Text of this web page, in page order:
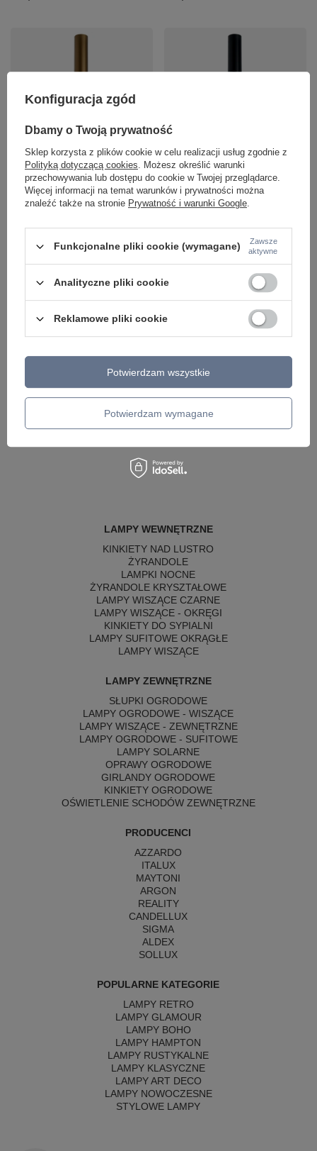
Cienka złota tuba natynkowa LED o
wysokości 27cm WIKING 18W CCT
SWITCH GO Azzardo AZ5975
199,00 zł / szt.
Cienka czarna tuba natynkowa
LED o wysokości 27cm WIKING
18W CCT SWITCH BK Azzardo
AZ5973
189,00 zł szt.
LAMPY WEWNĘTRZNE
KINKIETY NAD LUSTRO
ŻYRANDOLE
LAMPKI NOCNE
ŻYRANDOLE KRYSZTAŁOWE
LAMPY WISZĄCE CZARNE
LAMPY WISZĄCE - OKRĘGI
KINKIETY DO SYPIALNI
LAMPY SUFITOWE OKRĄGŁE
LAMPY WISZĄCE
LAMPY ZEWNĘTRZNE
SŁUPKI OGRODOWE
LAMPY OGRODOWE - WISZĄCE
LAMPY WISZĄCE - ZEWNĘTRZNE
LAMPY OGRODOWE - SUFITOWE
LAMPY SOLARNE
OPRAWY OGRODOWE
GIRLANDY OGRODOWE
KINKIETY OGRODOWE
OŚWIETLENIE SCHODÓW ZEWNĘTRZNE
PRODUCENCI
AZZARDO
ITALUX
MAYTONI
ARGON
REALITY
CANDELLUX
SIGMA
ALDEX
SOLLUX
POPULARNE KATEGORIE
LAMPY RETRO
LAMPY GLAMOUR
LAMPY BOHO
LAMPY HAMPTON
LAMPY RUSTYKALNE
LAMPY KLASYCZNE
LAMPY ART DECO
LAMPY NOWOCZESNE
STYLOWE LAMPY
Konfiguracja zgód
Dbamy o Twoją prywatność
Sklep korzysta z plików cookie w celu realizacji usług zgodnie z
Polityką dotyczącą cookies. Możesz określić warunki
przechowywania lub dostępu do cookie w Twojej przeglądarce.
Więcej informacji na temat warunków i prywatności można
znaleźć także na stronie Prywatność i warunki Google.
Funkcjonalne pliki cookie (wymagane)
Zawsze
aktywne
Analityczne pliki cookie
Reklamowe pliki cookie
Potwierdzam wymagane
Potwierdzam wszystkie